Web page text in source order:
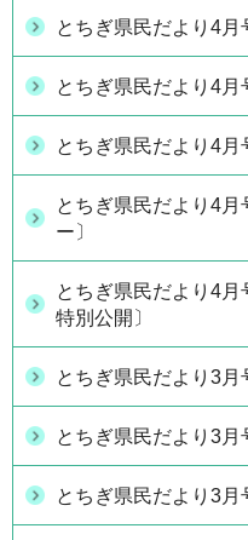
とちぎ県民だより4月
とちぎ県民だより4月
とちぎ県民だより4月
とちぎ県民だより4
ー〕
とちぎ県民だより4
特別公開〕
とちぎ県民だより3月
とちぎ県民だより3月
とちぎ県民だより3月